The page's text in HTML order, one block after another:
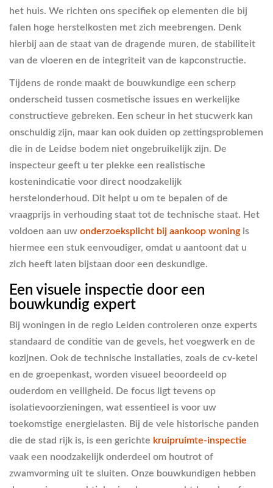
het huis. We richten ons specifiek op elementen die bij
falen hoge herstelkosten met zich meebrengen. Denk
hierbij aan de staat van de dragende muren, de stabiliteit
van de vloeren en de integriteit van de kapconstructie.
Tijdens de ronde maakt de bouwkundige een scherp
onderscheid tussen cosmetische issues en werkelijke
constructieve gebreken. Een scheur in het stucwerk kan
onschuldig zijn, maar kan ook duiden op zettingsproblemen
die in de Leidse bodem niet ongebruikelijk zijn. De
inspecteur geeft u ter plekke een realistische
kostenindicatie voor direct noodzakelijk
herstelonderhoud. Dit helpt u om te bepalen of de
vraagprijs in verhouding staat tot de technische staat. Het
voldoen aan uw onderzoeksplicht bij aankoop woning is
hiermee een stuk eenvoudiger, omdat u aantoont dat u
zich heeft laten bijstaan door een deskundige.
Een visuele inspectie door een
bouwkundig expert
Bij woningen in de regio Leiden controleren onze experts
standaard de conditie van de gevels, het voegwerk en de
kozijnen. Ook de technische installaties, zoals de cv-ketel
en de groepenkast, worden visueel beoordeeld op
ouderdom en veiligheid. De focus ligt tevens op
isolatievoorzieningen, wat essentieel is voor uw
toekomstige energielasten. Bij de vele historische panden
die de stad rijk is, is een gerichte kruipruimte-inspectie
vaak een noodzakelijk onderdeel om houtrot of
zwamvorming uit te sluiten. Onze bouwkundigen hebben